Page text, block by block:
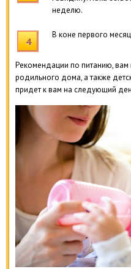
неделю.
В коне первого
Рекомендации по питанию, вам
родильного дома, а также
придет к вам на следующий